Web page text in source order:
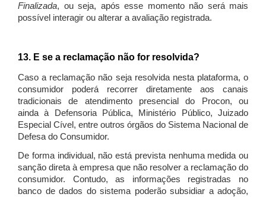
Finalizada, ou seja, após esse momento não será mais
possível interagir ou alterar a avaliação registrada.
13. E se a reclamação não for resolvida?
Caso a reclamação não seja resolvida nesta plataforma, o
consumidor poderá recorrer diretamente aos canais
tradicionais de atendimento presencial do Procon, ou
ainda à Defensoria Pública, Ministério Público, Juizado
Especial Cível, entre outros órgãos do Sistema Nacional de
Defesa do Consumidor.
De forma individual, não está prevista nenhuma medida ou
sanção direta à empresa que não resolver a reclamação do
consumidor. Contudo, as informações registradas no
banco de dados do sistema poderão subsidiar a adoção,